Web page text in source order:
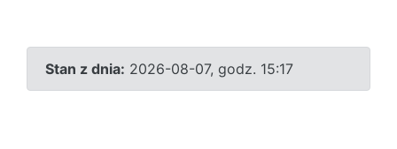
Stan z dnia: 2026-08-07, godz. 15:17